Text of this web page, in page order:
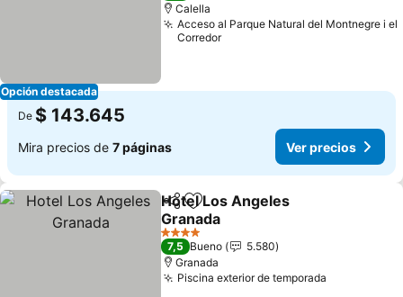
Opción destacada
Calella
Acceso al Parque Natural del Montnegre i el
Corredor
De $ 143.645
Mira precios de 7 páginas Ver precios
CompartirAgregar a favoritos
Hotel Los Angeles
Granada
4 Estrellas
7,5 Bueno
5.580
Granada
Piscina exterior de temporada